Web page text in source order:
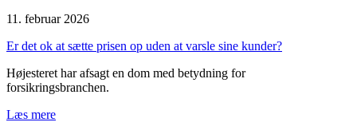
11. februar 2026
Er det ok at sætte prisen op uden at varsle sine kunder?
Højesteret har afsagt en dom med betydning for
forsikringsbranchen.
Læs mere